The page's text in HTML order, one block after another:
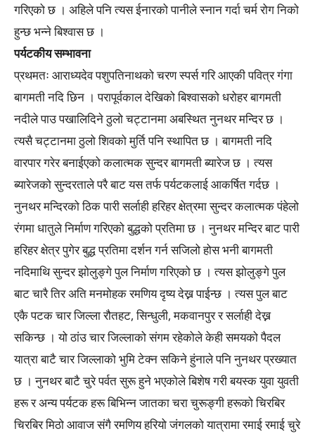
गरिएको छ । अहिले पनि त्यस ईनारको पानीले स्नान गर्दा चर्म रोग निको
हुन्छ भन्ने बिश्वास छ ।
पर्यटकीय सम्भावना
प्रथमतः आराध्यदेव पशुपतिनाथको चरण स्पर्स गरि आएकी पवित्र गंगा
बागमती नदि छिन । परापूर्वकाल देखिको बिश्वासको धरोहर बागमती
नदीले पाउ पखालिदिने ठुलो चट्टानमा अबस्थित नुनथर मन्दिर छ ।
त्यसै चट्टानमा ठुलो शिवको मुर्ति पनि स्थापित छ । बागमती नदि
वारपार गरेर बनाईएको कलात्मक सुन्दर बागमती ब्यारेज छ । त्यस
ब्यारेजको सुन्दरताले परै बाट यस तर्फ पर्यटकलाई आकर्षित गर्दछ ।
नुनथर मन्दिरको ठिक पारी सर्लाही हरिहर क्षेत्रमा सुन्दर कलात्मक पंहेलो
रंगमा धातुले निर्माण गरिएको बुद्धको प्रतिमा छ । नुनथर मन्दिर बाट पारी
हरिहर क्षेत्र पुगेर बुद्ध प्रतिमा दर्शन गर्न सजिलो होस भनी बागमती
नदिमाथि सुन्दर झोलुङ्गे पुल निर्माण गरिएको छ । त्यस झोलुङ्गे पुल
बाट चारै तिर अति मनमोहक रमणिय दृष्य देख्न पाईन्छ । त्यस पुल बाट
एकै पटक चार जिल्ला रौतहट, सिन्धुली, मकवानपुर र सर्लाही देख्न
सकिन्छ । यो ठांउ चार जिल्लाको संगम रहेकोले केही समयको पैदल
यात्रा बाटै चार जिल्लाको भुमि टेक्न सकिने हुंनाले पनि नुनथर प्रख्यात
छ । नुनथर बाटै चुरे पर्वत सुरू हुने भएकोले बिशेष गरी बयस्क युवा युवती
हरू र अन्य पर्यटक हरू बिभिन्न जातका चरा चुरूङ्गी हरूको चिरबिर
चिरबिर मिठो आवाज संगै रमणिय हरियो जंगलको यात्रामा रमाई रमाई चुरे